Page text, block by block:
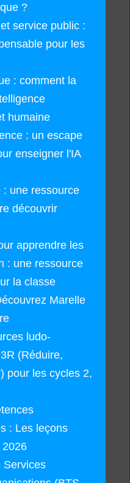
?
service public :
pour les
: comment la
humaine
: un escape
enseigner l'IA
: une ressource
découvrir
apprendre les
: une ressource
la classe
Marelle
ludo-
(Réduire,
pour les cycles 2,
: Les leçons
2026
Services